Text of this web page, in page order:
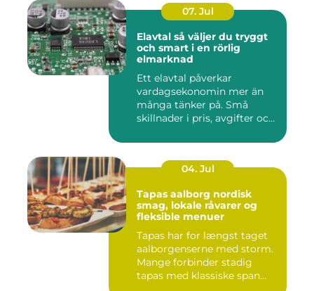
07. Jul
Elavtal så väljer du tryggt
och smart i en rörlig
elmarknad
Ett elavtal påverkar
vardagsekonomin mer än
många tänker på. Små
skillnader i pris, avgifter och
04. Jul
Tapas aalborg nordisk
smag, lokale råvarer og
fleksible menuer
Tapas har for længst taget
aalborgenserne med storm.
Mange forbinder stadig
tapas med klassiske span...